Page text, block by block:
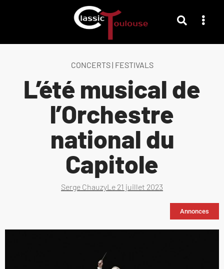
CONCERTS| FESTIVALS
L’été musical de
l’Orchestre
national du
Capitole
Serge ChauzyLe 21 juillet 2023
Annonces